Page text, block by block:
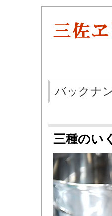
バックナ
三種のい